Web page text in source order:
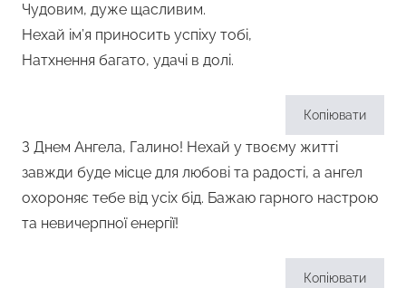
Чудовим, дуже щасливим.
Нехай ім’я приносить успіху тобі,
Натхнення багато, удачі в долі.
Копіювати
З Днем Ангела, Галино! Нехай у твоєму житті
завжди буде місце для любові та радості, а ангел
охороняє тебе від усіх бід. Бажаю гарного настрою
та невичерпної енергії!
Копіювати